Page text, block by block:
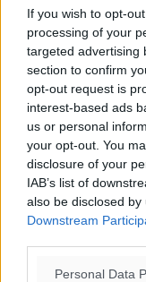
If you wish to opt-
processing of your
targeted advertising
section to confirm
opt-out request is
interest-based ads
us or personal
your opt-out. You
disclosure of your
IAB’s list of
also be disclosed
Downstream
Personal Data
o καιρός τώρα:
26°
αίθριος καιρός
43 %
11km/h
Δ-ΝΔ
26°/27 °
06:17
20:08
πρόγνωση:
31
ΣΑ